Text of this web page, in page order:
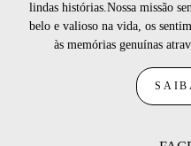
lindas histórias.Nossa missão
belo e valioso na vida, os
às memórias genuínas